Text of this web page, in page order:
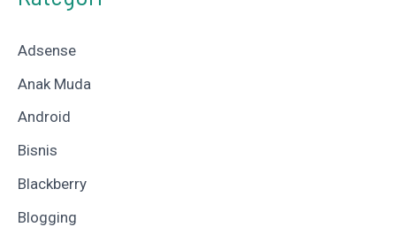
Adsense
Anak Muda
Android
Bisnis
Blackberry
Blogging